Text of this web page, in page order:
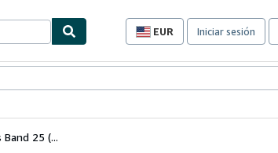
EUR
Preferencias
compra
sitio.
Iniciar sesión
25 (...